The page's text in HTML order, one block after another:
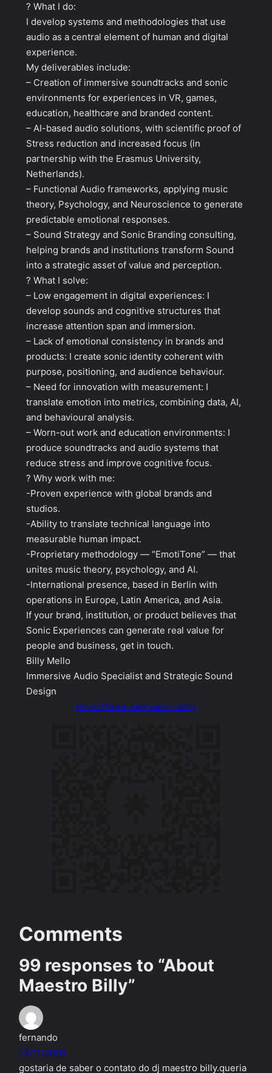
? What I do:
I develop systems and methodologies that use
audio as a central element of human and digital
experience.
My deliverables include:
– Creation of immersive soundtracks and sonic
environments for experiences in VR, games,
education, healthcare and branded content.
– AI-based audio solutions, with scientific proof of
Stress reduction and increased focus (in
partnership with the Erasmus University,
Netherlands).
– Functional Audio frameworks, applying music
theory, Psychology, and Neuroscience to generate
predictable emotional responses.
– Sound Strategy and Sonic Branding consulting,
helping brands and institutions transform Sound
into a strategic asset of value and perception.
? What I solve:
– Low engagement in digital experiences: I
develop sounds and cognitive structures that
increase attention span and immersion.
– Lack of emotional consistency in brands and
products: I create sonic identity coherent with
purpose, positioning, and audience behaviour.
– Need for innovation with measurement: I
translate emotion into metrics, combining data, AI,
and behavioural analysis.
– Worn-out work and education environments: I
produce soundtracks and audio systems that
reduce stress and improve cognitive focus.
? Why work with me:
-Proven experience with global brands and
studios.
-Ability to translate technical language into
measurable human impact.
-Proprietary methodology — “EmotiTone” — that
unites music theory, psychology, and AI.
-International presence, based in Berlin with
operations in Europe, Latin America, and Asia.
If your brand, institution, or product believes that
Sonic Experiences can generate real value for
people and business, get in touch.
Billy Mello
Immersive Audio Specialist and Strategic Sound
Design
https://linktr.ee/maestrobilly
Comments
99 responses to “About
Maestro Billy”
fernando
13/11/2008
gostaria de saber o contato do dj maestro billy.queria